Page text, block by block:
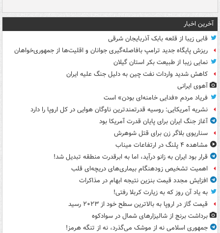
آخرین اخبار
قابی زیبا از قلعه بابک آذربایجان شرقی
ریزش پایگاه جدید ترامپ بافاصله‌گیری جوانان و اقلیت‌ها از جمهوری‌خواهان
نمایی زیبا از طبیعت بکر استان گیلان
کاهش شدید واردات نفت چین به دلیل جنگ علیه ایران
آهوی ایرانی
فریاد مردم «فدایی خامنه‌ای بودن» است
نشریه آمریکایی: روسیه قدرتمندترین ناوگان هوایی در کل اروپا را دارد
آغاز جنگ ایران برای پایان قدرت آمریکا بود
سناریوی بلاگر زن برای قتل شوهرش
مشاهده ۴ پلنگ در ارتفاعات میناب
قرار بود ایران به زانو درآید، اما به ابرقدرت منطقه تبدیل شد!
اهمیت تشخیص زودهنگام بیماری‌های دریچه‌ای قلب
افزایش مجدد قیمت بنزین نتیجه ابهام در مذاکرات
به یاد آن روز که به زیارت کربلا رفتی!
قیمت گاز در اروپا به بالاترین سطح خود از ۲۰۲۳ رسید
برداشت برنج از شالیزارهای شمال در سوادکوه
جمهوری اسلامی نه از موشک می‌گذرد، نه از تنگه هرمز!